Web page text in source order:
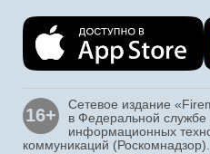
16+
Сетевое издание
в Федеральной службе
информационных
коммуникаций